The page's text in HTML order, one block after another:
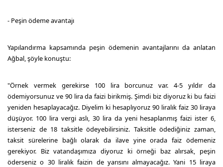
- Peşin ödeme avantajı
Yapılandırma kapsamında peşin ödemenin avantajlarını da anlatan
Ağbal, şöyle konuştu:
"Örnek vermek gerekirse 100 lira borcunuz var. 4-5 yıldır da
ödemiyorsunuz ve 90 lira da faizi birikmiş. Şimdi biz diyoruz ki bu faizi
yeniden hesaplayacağız. Diyelim ki hesaplıyoruz 90 liralık faiz 30 liraya
düşüyor. 100 lira vergi aslı, 30 lira da yeni hesaplanmış faizi ister 6,
isterseniz de 18 taksitle ödeyebilirsiniz. Taksitle ödediğiniz zaman,
taksit sürelerine bağlı olarak da ilave yine orada faiz ödemeniz
gerekiyor. Biz vatandaşımıza diyoruz ki örneği baz alırsak, peşin
öderseniz o 30 liralık faizin de yarısını almayacağız. Yani 15 liraya